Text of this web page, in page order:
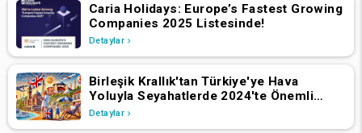
Caria Holidays: Europe’s Fastest Growing
Companies 2025 Listesinde!
Detaylar
Birleşik Krallık'tan Türkiye'ye Hava
Yoluyla Seyahatlerde 2024'te Önemli
Büyüme
Detaylar